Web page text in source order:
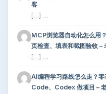
客
[…] …
MCP浏览器自动化怎么
页检查、填表和截图验收 –
[…] …
AI编程学习路线怎么走？
Code、Codex 做项目 –